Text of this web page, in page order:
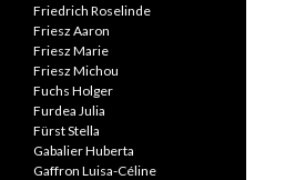
Friedrich Roselinde
Friesz Aaron
Friesz Marie
Friesz Michou
Fuchs Holger
Furdea Julia
Fürst Stella
Gabalier Huberta
Gaffron Luisa-Céline